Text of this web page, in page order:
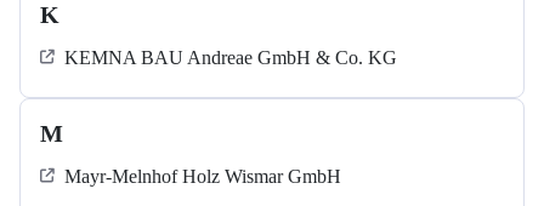
K
KEMNA BAU Andreae GmbH & Co. KG
M
Mayr-Melnhof Holz Wismar GmbH